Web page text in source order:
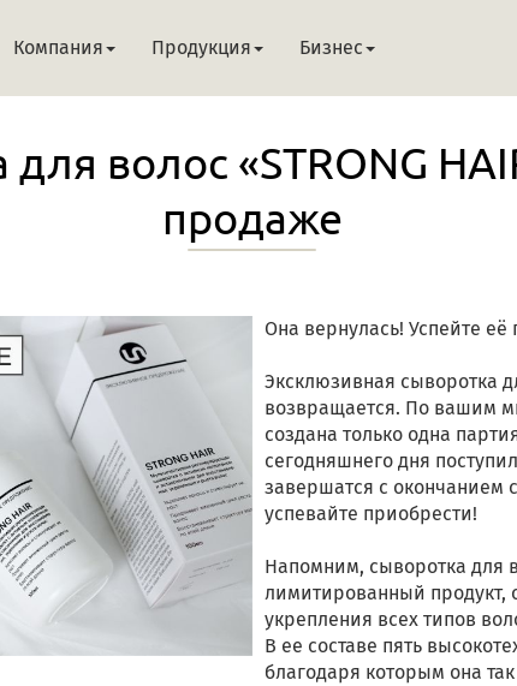
Компания Продукция Бизнес
волос «STRONG
продаже
Она вернулась! Успейте её
Эксклюзивная сыворотка
возвращается. По вашим
создана только одна
сегодняшнего дня
завершатся с окончанием
успевайте приобрести!
Напомним, сыворотка для
лимитированный продукт,
укрепления всех типов
В ее составе пять
благодаря которым она